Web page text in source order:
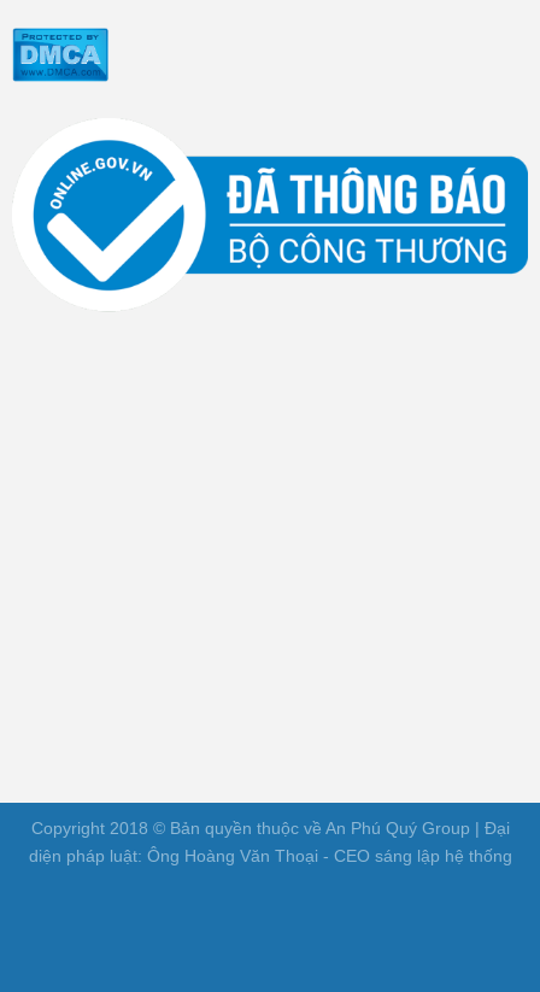
Copyright 2018 © Bản quyền thuộc về An Phú Quý Group | Đại
diện pháp luật: Ông Hoàng Văn Thoại - CEO sáng lập hệ thống